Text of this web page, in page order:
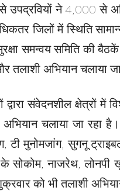
से उपद्रवियों ने 4,000 से
जिलों में स्थिति
समन्वय समिति की
तलाशी अभियान चलाया
संवेदनशील क्षेत्रों में
अभियान चलाया जा रहा
मुनोमजांग, सुगनू
सोकोम, नाजरेथ, लोनपी
को भी तलाशी